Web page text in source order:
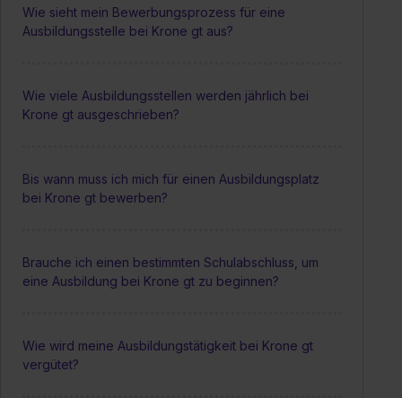
Wie sieht mein Bewerbungsprozess für eine
Ausbildungsstelle bei Krone gt aus?
Wie viele Ausbildungsstellen werden jährlich bei
Krone gt ausgeschrieben?
Bis wann muss ich mich für einen Ausbildungsplatz
bei Krone gt bewerben?
Brauche ich einen bestimmten Schulabschluss, um
eine Ausbildung bei Krone gt zu beginnen?
Wie wird meine Ausbildungstätigkeit bei Krone gt
vergütet?